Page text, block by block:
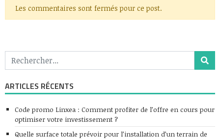
Les commentaires sont fermés pour ce post.
ARTICLES RÉCENTS
Code promo Linxea : Comment profiter de l’offre en cours pour
optimiser votre investissement ?
Quelle surface totale prévoir pour l’installation d’un terrain de